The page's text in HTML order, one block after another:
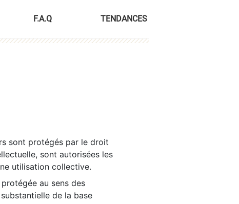
F.A.Q TENDANCES
sont protégés par le droit
sont autorisées les
utilisation collective.
au sens des
de la base